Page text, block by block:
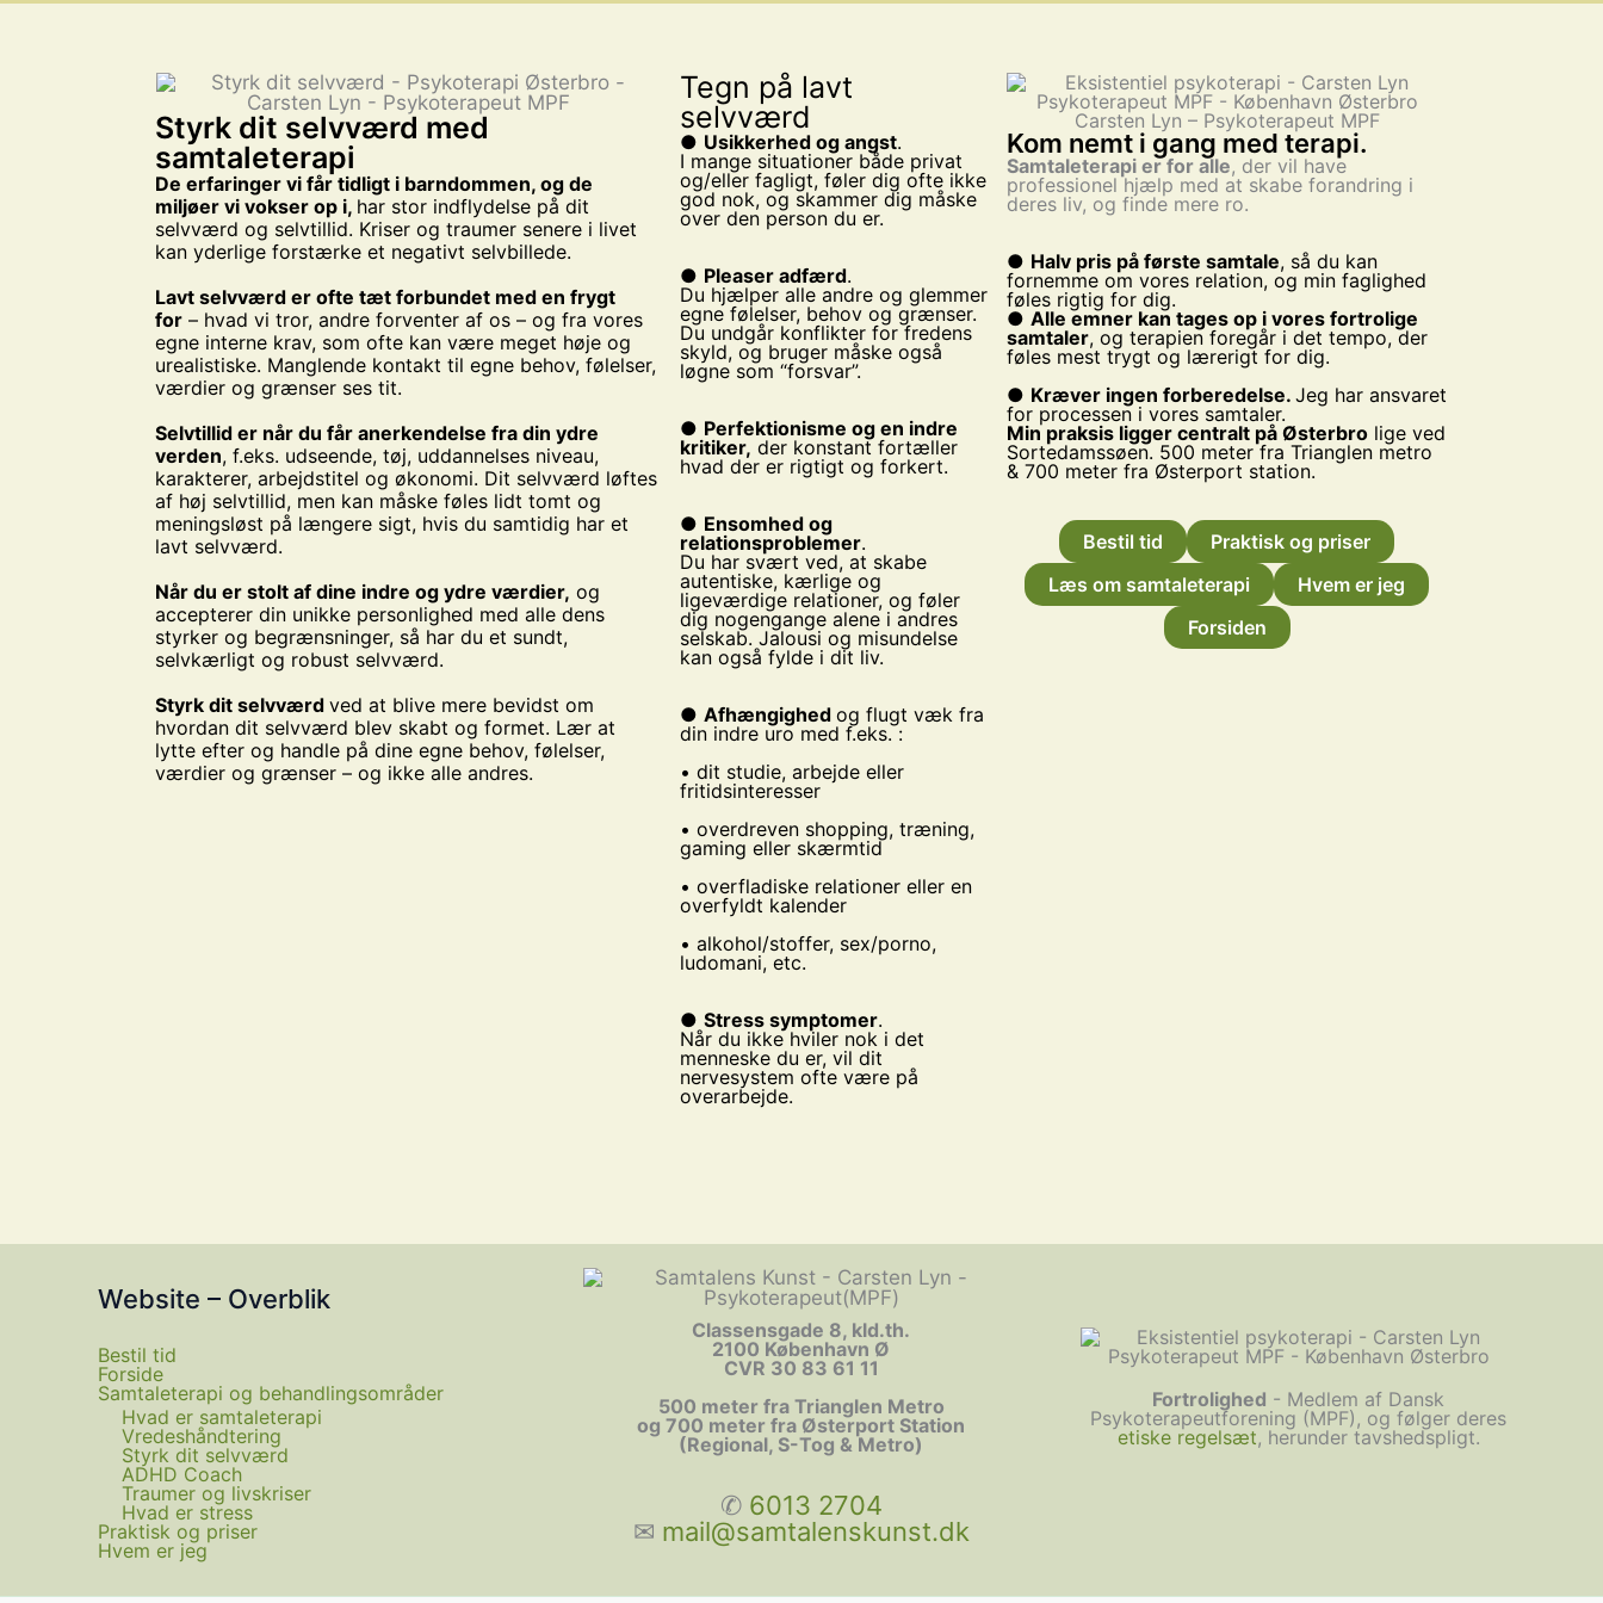
Styrk dit selvværd med
samtaleterapi
De erfaringer vi får tidligt i barndommen, og de
miljøer vi vokser op i, har stor indflydelse på dit
selvværd og selvtillid. Kriser og traumer senere i livet
kan yderlige forstærke et negativt selvbillede.
Lavt selvværd er ofte tæt forbundet med en frygt
for – hvad vi tror, andre forventer af os – og fra vores
egne interne krav, som ofte kan være meget høje og
urealistiske. Manglende kontakt til egne behov, følelser,
værdier og grænser ses tit.
Selvtillid er når du får anerkendelse fra din ydre
verden, f.eks. udseende, tøj, uddannelses niveau,
karakterer, arbejdstitel og økonomi. Dit selvværd løftes
af høj selvtillid, men kan måske føles lidt tomt og
meningsløst på længere sigt, hvis du samtidig har et
lavt selvværd.
Når du er stolt af dine indre og ydre værdier, og
accepterer din unikke personlighed med alle dens
styrker og begrænsninger, så har du et sundt,
selvkærligt og robust selvværd.
Styrk dit selvværdved at blive mere bevidst om
hvordan dit selvværd blev skabt og formet. Lær at
lytte efter og handle på dine egne behov, følelser,
værdier og grænser – og ikke alle andres.
Tegn på lavt
selvværd
● Usikkerhed og angst.
I mange situationer både privat
og/eller fagligt, føler dig ofte ikke
god nok, og skammer dig måske
over den person du er.
● Pleaser adfærd.
Du hjælper alle andre og glemmer
egne følelser, behov og grænser.
Du undgår konflikter for fredens
skyld, og bruger måske også
løgne som “forsvar”.
● Perfektionisme og en indre
kritiker, der konstant fortæller
hvad der er rigtigt og forkert.
● Ensomhed og
relationsproblemer.
Du har svært ved, at skabe
autentiske, kærlige og
ligeværdige relationer, og føler
dig nogengange alene i andres
selskab. Jalousi og misundelse
kan også fylde i dit liv.
● Afhængighed og flugt væk fra
din indre uro med f.eks. :
• dit studie, arbejde eller
fritidsinteresser
• overdreven shopping, træning,
gaming eller skærmtid
• overfladiske relationer eller en
overfyldt kalender
• alkohol/stoffer, sex/porno,
ludomani, etc.
● Stress symptomer.
Når du ikke hviler nok i det
menneske du er, vil dit
nervesystem ofte være på
overarbejde.
Carsten Lyn – Psykoterapeut MPF
Kom nemt i gang med terapi.
Samtaleterapi er for alle, der vil have
professionel hjælp med at skabe forandring i
deres liv, og finde mere ro.
● Halv pris på første samtale, så du kan
fornemme om vores relation, og min faglighed
føles rigtig for dig.
●Alle emner kan tages op i vores fortrolige
samtaler, og terapien foregår i det tempo, der
føles mest trygt og lærerigt for dig.
● Kræver ingen forberedelse.Jeg har ansvaret
for processen i vores samtaler.
Min praksis ligger centralt på Østerbro lige ved
Sortedamssøen. 500 meter fra Trianglen metro
& 700 meter fra Østerport station.
Bestil tid
Praktisk og priser
Læs om samtaleterapi
Hvem er jeg
Forsiden
Website – Overblik
Bestil tid
Forside
Samtaleterapi og behandlingsområder
Hvad er samtaleterapi
Vredeshåndtering
Styrk dit selvværd
ADHD Coach
Traumer og livskriser
Hvad er stress
Praktisk og priser
Hvem er jeg
Classensgade 8, kld.th.
2100 København Ø
CVR 30 83 61 11
500 meter fra Trianglen Metro
og 700 meter fra Østerport Station
(Regional, S-Tog & Metro)
✆ 6013 2704
✉︎ mail@samtalenskunst.dk
Fortrolighed - Medlem af Dansk
Psykoterapeutforening (MPF), og følger deres
etiske regelsæt, herunder tavshedspligt.